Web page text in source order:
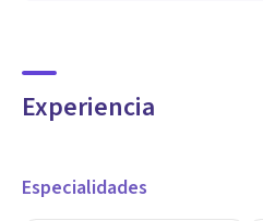
Experiencia
Especialidades